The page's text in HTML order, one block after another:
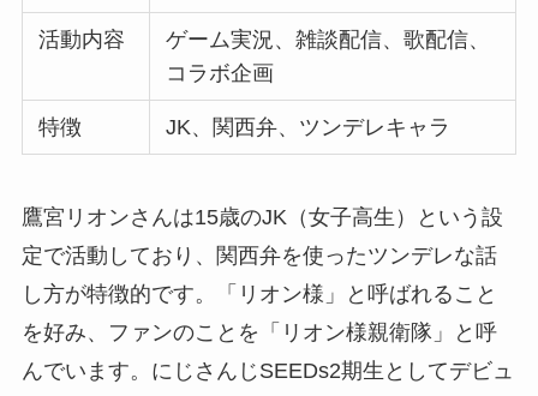
活動内容
ゲーム実況、雑談配信、歌配信、
コラボ企画
特徴 JK、関西弁、ツンデレキャラ
鷹宮リオンさんは15歳のJK（女子高生）という設
定で活動しており、関西弁を使ったツンデレな話
し方が特徴的です。「リオン様」と呼ばれること
を好み、ファンのことを「リオン様親衛隊」と呼
んでいます。にじさんじSEEDs2期生としてデビュ